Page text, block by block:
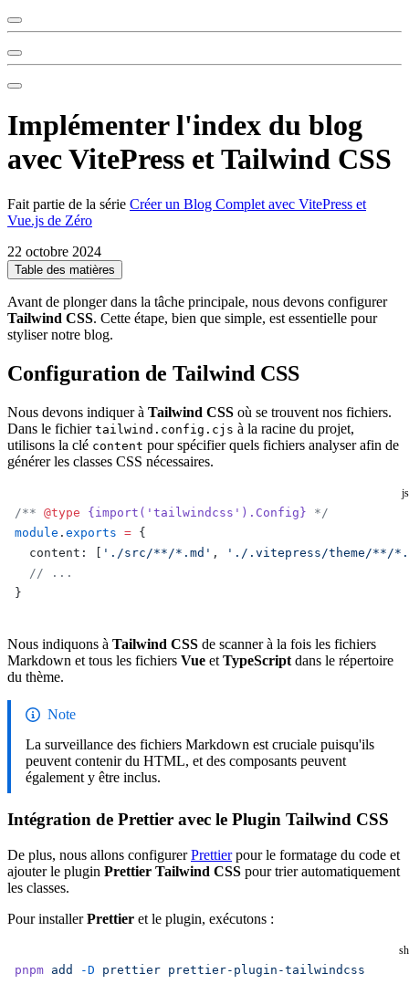
Implémenter l'index du blog
avec VitePress et Tailwind CSS
Fait partie de la série Créer un Blog Complet avec VitePress et
Vue.js de Zéro
22 octobre 2024
Table des matières
Avant de plonger dans la tâche principale, nous devons configurer
Tailwind CSS. Cette étape, bien que simple, est essentielle pour
styliser notre blog.
Configuration de Tailwind CSS
Nous devons indiquer à Tailwind CSS où se trouvent nos fichiers.
Dans le fichier tailwind.config.cjs à la racine du projet,
utilisons la clé content pour spécifier quels fichiers analyser afin de
générer les classes CSS nécessaires.
js
/** @type {import('tailwindcss').Config} */
module . exports = {
  content: [
'./src/**/*.md' ,
'./.vitepress/theme/**/
  // ...
}
Nous indiquons à Tailwind CSS de scanner à la fois les fichiers
Markdown et tous les fichiers Vue et TypeScript dans le répertoire
du thème.
Note
La surveillance des fichiers Markdown est cruciale puisqu'ils
peuvent contenir du HTML, et des composants peuvent
également y être inclus.
Intégration de Prettier avec le Plugin Tailwind CSS
De plus, nous allons configurerPrettierpour le formatage du code et
ajouter le plugin Prettier Tailwind CSS pour trier automatiquement
les classes.
Pour installerPrettier et le plugin, exécutons :
sh
pnpm add -D prettier prettier-plugin-tailwindcss